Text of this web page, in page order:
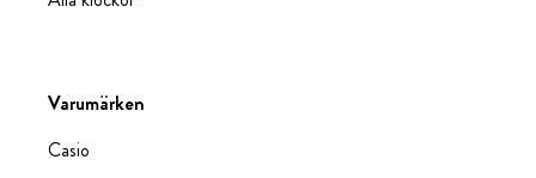
Varumärken
Casio